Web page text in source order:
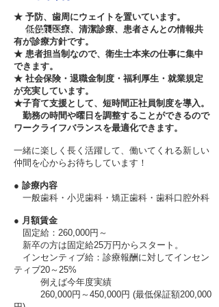
★ 予防、歯周にウェイトを置いています。
低侵襲医療、清潔診療、患者さんとの情報共
有が診療方針です。
★ 患者担当制なので、衛生士本来の仕事に集中
できます。
★ 社会保険・退職金制度・福利厚生・就業規定
が充実しています。
★子育て支援として、短時間正社員制度を導入。
勤務の時間や曜日を調整することができるので
ワークライフバランスを最適化できます。
一緒に楽しく長く活躍して、働いてくれる新しい
仲間を心からお待ちしています！
● 診療内容
一般歯科・小児歯科・矯正歯科・歯科口腔外科
● 月額賃金
固定給：260,000円～
新卒の方は固定給25万円からスタート。
インセンティブ給：診療報酬に対してインセン
ティブ20～25%
例えば今年度実績
260,000円～450,000円 (最低保証額200,000
お知らせ